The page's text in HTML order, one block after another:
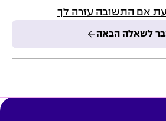
אם התשובה עזרה לך
לשאלה הבאה